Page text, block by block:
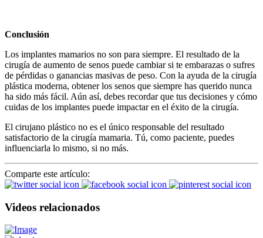
Conclusión
Los implantes mamarios no son para siempre. El resultado de la
cirugía de aumento de senos puede cambiar si te embarazas o sufres
de pérdidas o ganancias masivas de peso. Con la ayuda de la cirugía
plástica moderna, obtener los senos que siempre has querido nunca
ha sido más fácil. Aún así, debes recordar que tus decisiones y cómo
cuidas de los implantes puede impactar en el éxito de la cirugía.
El cirujano plástico no es el único responsable del resultado
satisfactorio de la cirugía mamaria. Tú, como paciente, puedes
influenciarla lo mismo, si no más.
Comparte este artículo:
Videos relacionados